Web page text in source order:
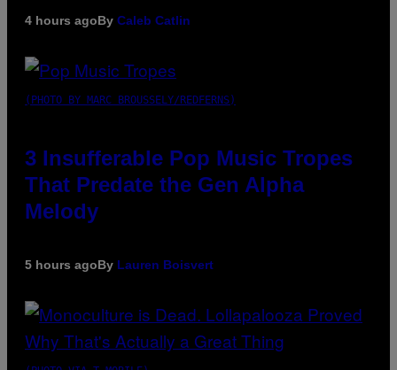
4 hours agoBy Caleb Catlin
(PHOTO BY MARC BROUSSELY/REDFERNS)
3 Insufferable Pop Music Tropes
That Predate the Gen Alpha
Melody
5 hours agoBy Lauren Boisvert